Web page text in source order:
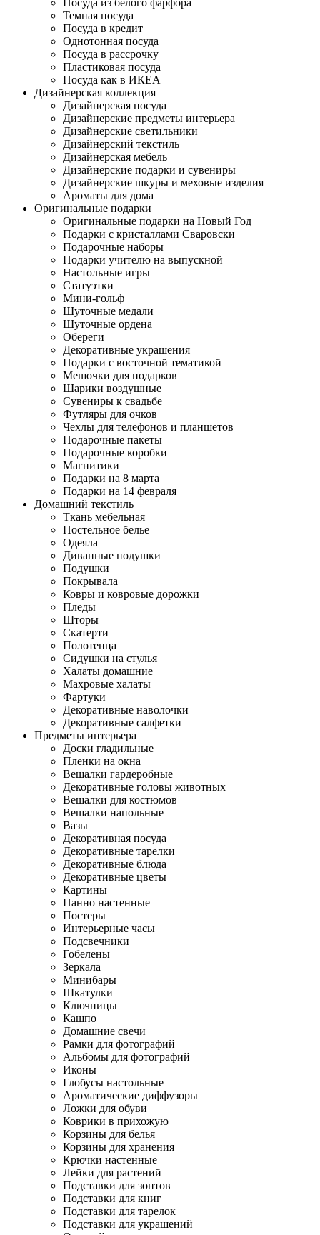
Посуда из белого фарфора
Темная посуда
Посуда в кредит
Однотонная посуда
Посуда в рассрочку
Пластиковая посуда
Посуда как в ИКЕА
Дизайнерская коллекция
Дизайнерская посуда
Дизайнерские предметы интерьера
Дизайнерские светильники
Дизайнерский текстиль
Дизайнерская мебель
Дизайнерские подарки и сувениры
Дизайнерские шкуры и меховые изделия
Ароматы для дома
Оригинальные подарки
Оригинальные подарки на Новый Год
Подарки с кристаллами Сваровски
Подарочные наборы
Подарки учителю на выпускной
Настольные игры
Статуэтки
Мини-гольф
Шуточные медали
Шуточные ордена
Обереги
Декоративные украшения
Подарки с восточной тематикой
Мешочки для подарков
Шарики воздушные
Сувениры к свадьбе
Футляры для очков
Чехлы для телефонов и планшетов
Подарочные пакеты
Подарочные коробки
Магнитики
Подарки на 8 марта
Подарки на 14 февраля
Домашний текстиль
Ткань мебельная
Постельное белье
Одеяла
Диванные подушки
Подушки
Покрывала
Ковры и ковровые дорожки
Пледы
Шторы
Скатерти
Полотенца
Сидушки на стулья
Халаты домашние
Махровые халаты
Фартуки
Декоративные наволочки
Декоративные салфетки
Предметы интерьера
Доски гладильные
Пленки на окна
Вешалки гардеробные
Декоративные головы животных
Вешалки для костюмов
Вешалки напольные
Вазы
Декоративная посуда
Декоративные тарелки
Декоративные блюда
Декоративные цветы
Картины
Панно настенные
Постеры
Интерьерные часы
Подсвечники
Гобелены
Зеркала
Минибары
Шкатулки
Ключницы
Кашпо
Домашние свечи
Рамки для фотографий
Альбомы для фотографий
Иконы
Глобусы настольные
Ароматические диффузоры
Ложки для обуви
Коврики в прихожую
Корзины для белья
Корзины для хранения
Крючки настенные
Лейки для растений
Подставки для зонтов
Подставки для книг
Подставки для тарелок
Подставки для украшений